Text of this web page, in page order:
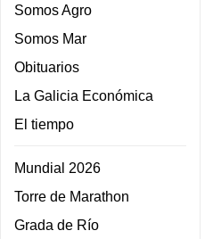
Somos Agro
Somos Mar
Obituarios
La Galicia Económica
El tiempo
Mundial 2026
Torre de Marathon
Grada de Río